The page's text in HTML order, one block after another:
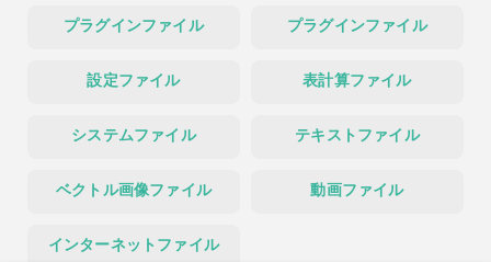
プラグインファイル プラグインファイル
設定ファイル 表計算ファイル
システムファイル テキストファイル
ベクトル画像ファイル 動画ファイル
インターネットファイル